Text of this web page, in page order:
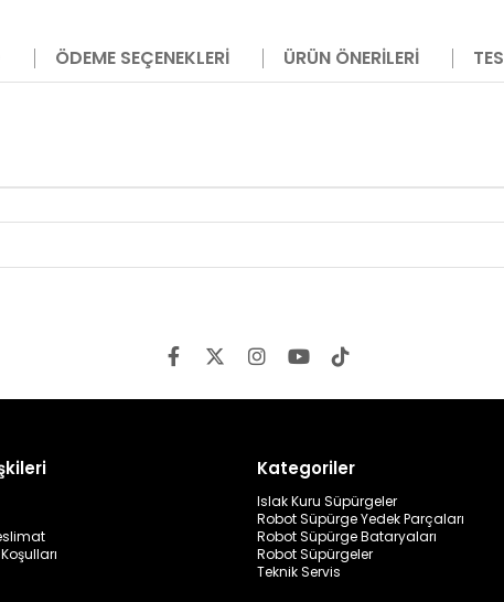
ÖDEME SEÇENEKLERI ÜRÜN ÖNERILERI
Kategoriler
Islak Kuru Süpürgeler
Robot Süpürge Yedek Parçaları
Robot Süpürge Bataryaları
Robot Süpürgeler
Teknik Servis